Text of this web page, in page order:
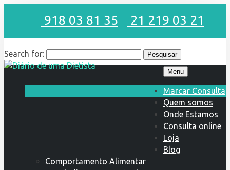
918 03 81 35 21 219 03 21
Search for:
Menu
Marcar Consulta
Quem somos
Onde Estamos
Consulta online
Loja
Blog
Comportamento Alimentar